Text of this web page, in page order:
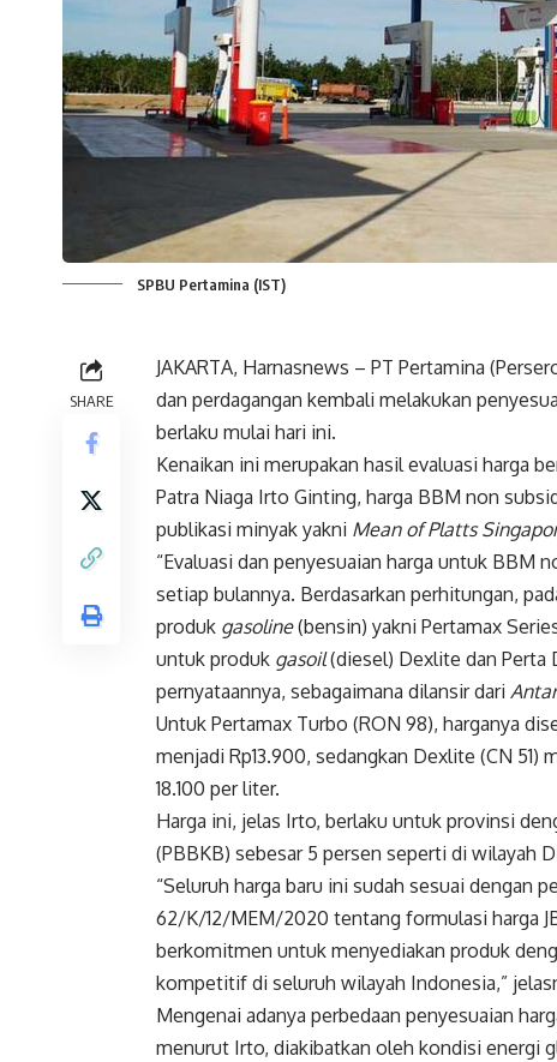
SPBU Pertamina (IST)
SHARE
JAKARTA, Harnasnews – PT Pertamina
dan perdagangan kembali melakukan
berlaku mulai hari ini.
Kenaikan ini merupakan hasil evaluasi harga
Patra Niaga Irto Ginting, harga BBM non
publikasi minyak yakni Mean of Platts
“Evaluasi dan penyesuaian harga untuk BBM
setiap bulannya. Berdasarkan perhitungan,
produk gasoline(bensin) yakni Pertamax
untuk produk gasoil(diesel) Dexlite dan Perta
pernyataannya, sebagaimana dilansir dari
Untuk Pertamax Turbo (RON 98), harganya
menjadi Rp13.900, sedangkan Dexlite (CN 51)
18.100 per liter.
Harga ini, jelas Irto, berlaku untuk provinsi
(PBBKB) sebesar 5 persen seperti di wilayah
“Seluruh harga baru ini sudah sesuai dengan
62/K/12/MEM/2020 tentang formulasi harga
berkomitmen untuk menyediakan produk
kompetitif di seluruh wilayah Indonesia,”
Mengenai adanya perbedaan penyesuaian
menurut Irto, diakibatkan oleh kondisi energi